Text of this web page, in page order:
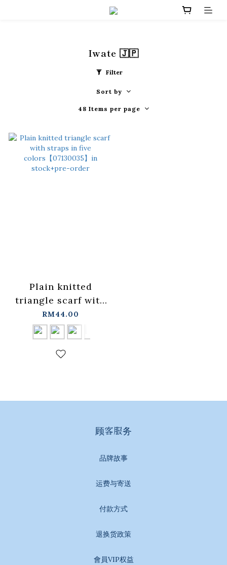
Iwate 🇯🇵
Filter
Sort by
48 Items per page
Plain knitted
triangle scarf with
straps in five
colors【07130035】
in stock+pre-order
RM44.00
顾客服务
品牌故事
运费与寄送
付款方式
退换货政策
會員VIP权益